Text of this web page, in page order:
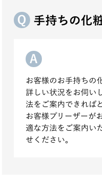
手持ちの化
お客様のお手持ちの
詳しい状況をお伺い
法をご案内できれば
お客様プリーザーが
適な方法をご案内い
せください。